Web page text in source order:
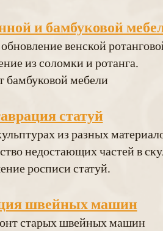
и бамбуковой
венской
из соломки и ротанга.
бамбуковой мебели
статуй
из разных
недостающих частей в
росписи статуй.
швейных машин
старых швейных машин